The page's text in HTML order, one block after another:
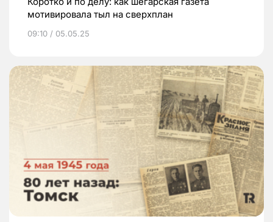
мотивировала тыл на сверхплан
09:10 / 05.05.25